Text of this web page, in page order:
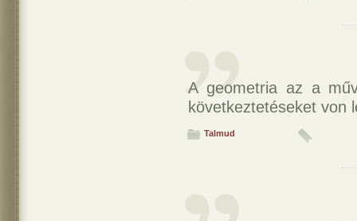
A geometria az a
következtetéseket von
Talmud